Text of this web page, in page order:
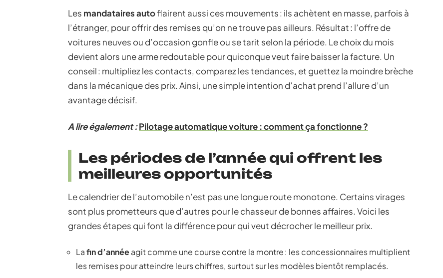
Les mandataires autoflairent aussi ces mouvements : ils achètent en masse, parfois à
l’étranger, pour offrir des remises qu’on ne trouve pas ailleurs. Résultat : l’offre de
voitures neuves ou d’occasion gonfle ou se tarit selon la période. Le choix du mois
devient alors une arme redoutable pour quiconque veut faire baisser la facture. Un
conseil : multipliez les contacts, comparez les tendances, et guettez la moindre brèche
dans la mécanique des prix. Ainsi, une simple intention d’achat prend l’allure d’un
avantage décisif.
A lire également :Pilotage automatique voiture : comment ça fonctionne ?
Les périodes de l’année qui offrent les
meilleures opportunités
Le calendrier de l’automobile n’est pas une longue route monotone. Certains virages
sont plus prometteurs que d’autres pour le chasseur de bonnes affaires. Voici les
grandes étapes qui font la différence pour qui veut décrocher le meilleur prix.
Lafin d’annéeagit comme une course contre la montre : les concessionnaires multiplient
les remises pour atteindre leurs chiffres, surtout sur les modèles bientôt remplacés.